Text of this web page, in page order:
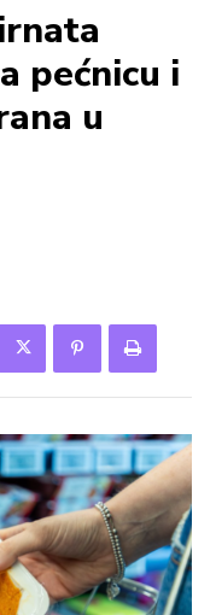
pećnicu i
u